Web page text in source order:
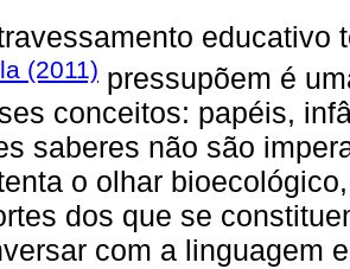
educativo
(2011) pressupõem é
conceitos: papéis,
saberes não são
o olhar
dos que se
com a linguagem